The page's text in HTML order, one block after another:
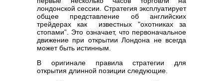
лондонской сессии. Стратегия эксплуатирует
общее представление об английских
трейдерах как известных "охотниках за
стопами”. Это означает, что первоначальное
движение при открытии Лондона не всегда
может быть истинным.
В оригинале правила стратегии для
открытия длинной позиции следующие.